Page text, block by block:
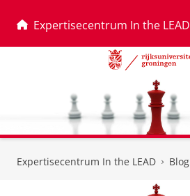
Expertisecentrum In the LEAD
Expertisecentrum In the LEAD Blog